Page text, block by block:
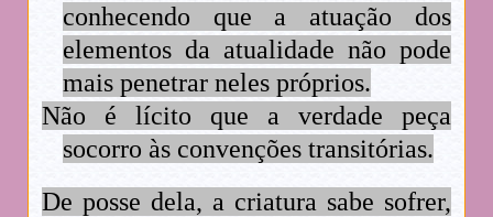
conhecendo que a atuação dos
elementos da atualidade não pode
mais penetrar neles próprios.
Não é lícito que a verdade peça
socorro às convenções transitórias.
De posse dela, a criatura sabe sofrer,